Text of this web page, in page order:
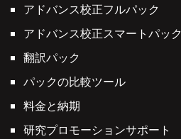
アドバンス校正フルパック
アドバンス校正スマートパック
翻訳パック
パックの比較ツール
料金と納期
研究プロモーションサポート